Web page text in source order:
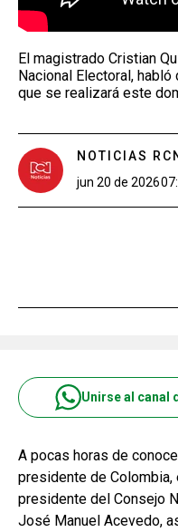
El magistrado Cristian
Nacional Electoral,
que se realizará este
NOTICIAS
jun 20 de 2026
Unirse al canal
A pocas horas de
presidente de
presidente del Consejo
José Manuel Acevedo,